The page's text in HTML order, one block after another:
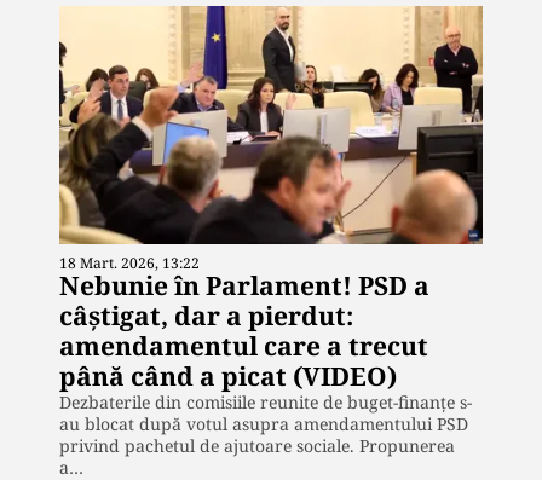
18 Mart. 2026, 13:22
Nebunie în Parlament! PSD a
câștigat, dar a pierdut:
amendamentul care a trecut
până când a picat (VIDEO)
Dezbaterile din comisiile reunite de buget-finanțe s-
au blocat după votul asupra amendamentului PSD
privind pachetul de ajutoare sociale. Propunerea
a…